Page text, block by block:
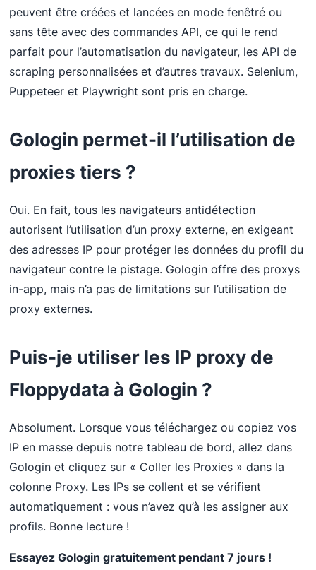
peuvent être créées et lancées en mode fenêtré ou
sans tête avec des commandes API, ce qui le rend
parfait pour l’automatisation du navigateur, les API de
scraping personnalisées et d’autres travaux. Selenium,
Puppeteer et Playwright sont pris en charge.
Gologin permet-il l’utilisation de
proxies tiers ?
Oui. En fait, tous les navigateurs antidétection
autorisent l’utilisation d’un proxy externe, en exigeant
des adresses IP pour protéger les données du profil du
navigateur contre le pistage. Gologin offre des proxys
in-app, mais n’a pas de limitations sur l’utilisation de
proxy externes.
Puis-je utiliser les IP proxy de
Floppydata à Gologin ?
Absolument. Lorsque vous téléchargez ou copiez vos
IP en masse depuis notre tableau de bord, allez dans
Gologin et cliquez sur « Coller les Proxies » dans la
colonne Proxy. Les IPs se collent et se vérifient
automatiquement : vous n’avez qu’à les assigner aux
profils. Bonne lecture !
Essayez Gologin gratuitement pendant 7 jours !